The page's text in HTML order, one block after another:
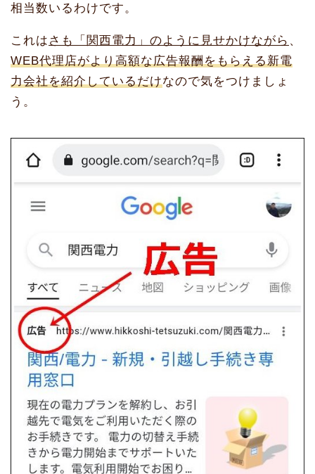
相当数いるわけです。
これは さも「関西電力」のように見せかけながら 、
WEB代理店がより高額な広告報酬をもらえる新電
力会社を紹介しているだけなので気をつけましょ
う。